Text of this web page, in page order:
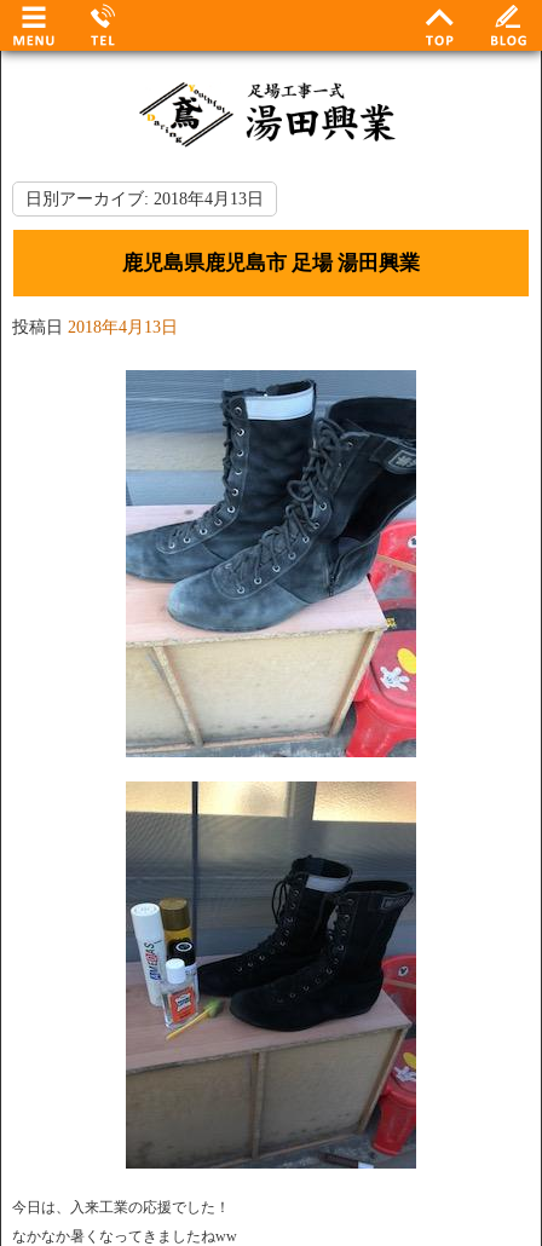
日別アーカイブ: 2018年4月13日
鹿児島県鹿児島市 足場 湯田興業
投稿日 2018年4月13日
今日は、入来工業の応援でした！
なかなか暑くなってきましたねww